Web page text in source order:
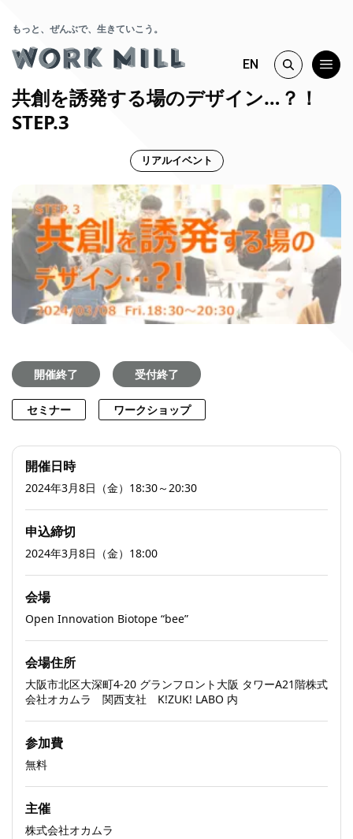
もっと、ぜんぶで、生きていこう。
EN
共創を誘発する場のデザイン…？！
STEP.3
リアルイベント
開催終了 受付終了
セミナー ワークショップ
開催日時
2024年3月8日（金）18:30～20:30
申込締切
2024年3月8日（金）18:00
会場
Open Innovation Biotope “bee”
会場住所
大阪市北区大深町4-20 グランフロント大阪 タワーA21階株式
会社オカムラ 関西支社 K!ZUK! LABO 内
参加費
無料
主催
株式会社オカムラ